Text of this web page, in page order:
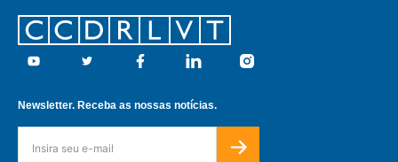
Footer
Youtube Twitter Facebook Linkedin Instagram
Newsletter. Receba as nossas notícias.